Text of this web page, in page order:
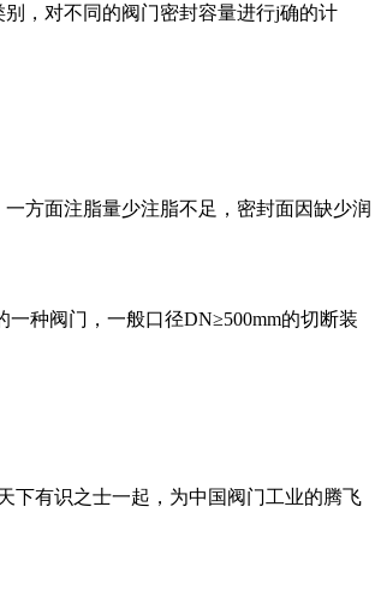
，对不同的阀门密封容量进行j确的计
方面注脂量少注脂不足，密封面因缺少润
种阀门，一般口径DN≥500mm的切断装
下有识之士一起，为中国阀门工业的腾飞